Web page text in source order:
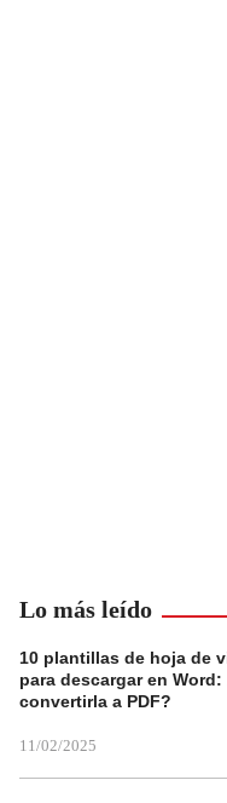
Lo más leído
10 plantillas de hoja de
para descargar en Word:
convertirla a PDF?
11/02/2025